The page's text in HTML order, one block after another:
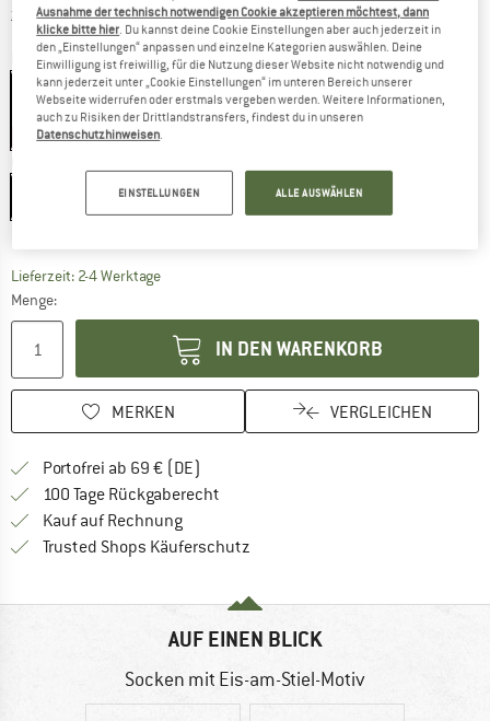
zzgl. VersandkostenInformationen zu den Versandkosten. Öffnet sich in
Farbe:Königsblau
20% 20%
26 EU EU34
Lieferzeit: 2-4 WerktageDer Link öffnet sich in einer Infobox und
Menge:
IN DEN WARENKORB
MERKEN VERGLEICHEN
Portofrei ab 69 € (DE)
100 Tage Rückgaberecht
Kauf auf RechnungFinde die Zahlungs-Infos hier! Öffnet
Trusted Shops Käuferschutz
AUF EINEN BLICK
Socken mit Eis-am-Stiel-Motiv
Ausnahme der technisch notwendigen Cookie akzeptieren möchtest, dann
klicke bitte hier . Du kannst deine Cookie Einstellungen aber auch jederzeit in
den „Einstellungen“ anpassen und einzelne Kategorien auswählen. Deine
Einwilligung ist freiwillig, für die Nutzung dieser Website nicht notwendig und
kann jederzeit unter „Cookie Einstellungen“ im unteren Bereich unserer
Webseite widerrufen oder erstmals vergeben werden. Weitere Informationen,
auch zu Risiken der Drittlandstransfers, findest du in unseren
Datenschutzhinweisen
EINSTELLUNGEN ALLE AUSWÄHLEN